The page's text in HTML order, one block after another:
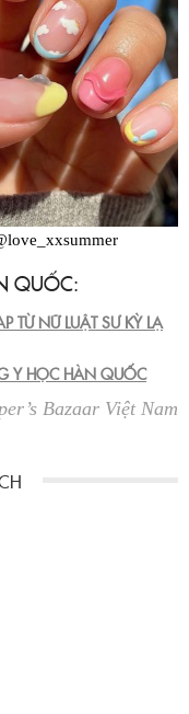
QUỐC:
TỪ NỮ LUẬT SƯ KỲ LẠ
Y HỌC HÀN QUỐC
Bazaar Việt Nam